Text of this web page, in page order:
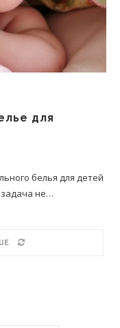
для
белья для детей
не…